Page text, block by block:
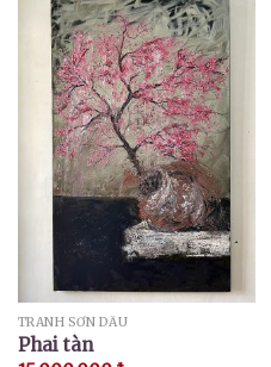
TRANH SƠN DẦU
Phai tàn